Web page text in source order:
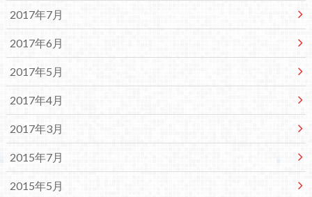
2017年7月
2017年6月
2017年5月
2017年4月
2017年3月
2015年7月
2015年5月